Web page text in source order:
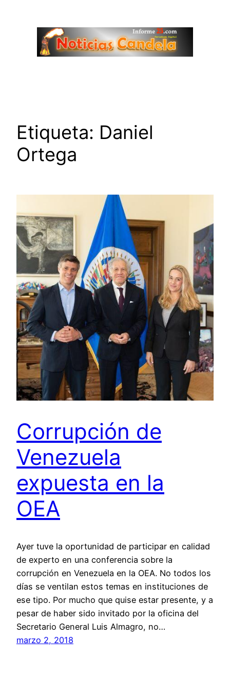
contenido
Etiqueta: Daniel
Ortega
Corrupción de
Venezuela
expuesta en la
OEA
Ayer tuve la oportunidad de participar en calidad
de experto en una conferencia sobre la
corrupción en Venezuela en la OEA. No todos los
días se ventilan estos temas en instituciones de
ese tipo. Por mucho que quise estar presente, y a
pesar de haber sido invitado por la oficina del
Secretario General Luis Almagro, no…
marzo 2, 2018